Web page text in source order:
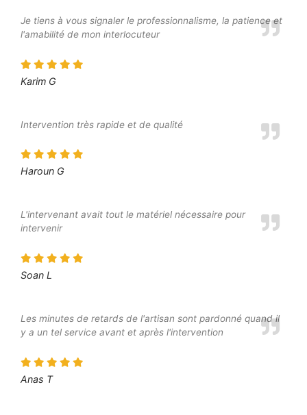
Je tiens à vous signaler le professionnalisme, la patience et
l'amabilité de mon interlocuteur
Karim G
Intervention très rapide et de qualité
Haroun G
L'intervenant avait tout le matériel nécessaire pour
intervenir
Soan L
Les minutes de retards de l'artisan sont pardonné quand il
y a un tel service avant et après l'intervention
Anas T